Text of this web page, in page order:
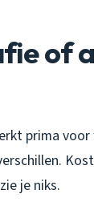
of
prima
Kost
je niks.